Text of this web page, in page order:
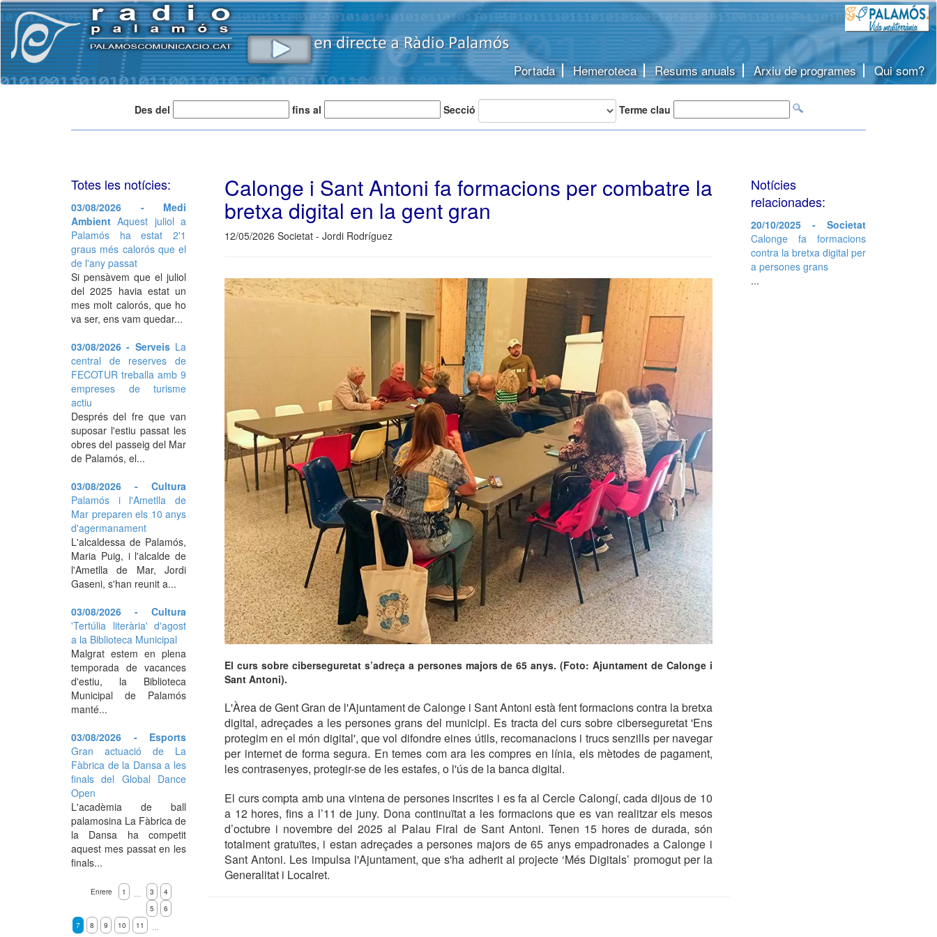
Portada Hemeroteca Resums anuals Arxiu de programes Qui som?
Des del fins al Secció Terme clau
Calonge i Sant Antoni fa formacions per combatre la
bretxa digital en la gent gran
12/05/2026 Societat - Jordi Rodríguez
El curs sobre ciberseguretat s’adreça a persones majors de 65 anys. (Foto: Ajuntament de Calonge i
Sant Antoni).
L'Àrea de Gent Gran de l'Ajuntament de Calonge i Sant Antoni està fent formacions contra la bretxa
digital, adreçades a les persones grans del municipi. Es tracta del curs sobre ciberseguretat 'Ens
protegim en el món digital', que vol difondre eines útils, recomanacions i trucs senzills per navegar
per internet de forma segura. En temes com ara les compres en línia, els mètodes de pagament,
les contrasenyes, protegir-se de les estafes, o l'ús de la banca digital.
El curs compta amb una vintena de persones inscrites i es fa al Cercle Calongí, cada dijous de 10
a 12 hores, fins a l’11 de juny. Dona continuïtat a les formacions que es van realitzar els mesos
d’octubre i novembre del 2025 al Palau Firal de Sant Antoni. Tenen 15 hores de durada, són
totalment gratuïtes, i estan adreçades a persones majors de 65 anys empadronades a Calonge i
Sant Antoni. Les impulsa l'Ajuntament, que s'ha adherit al projecte ‘Més Digitals’ promogut per la
Generalitat i Localret.
Totes les notícies:
03/08/2026 - Medi
AmbientAquest juliol a
Palamós ha estat 2'1
graus més calorós que el
de l'any passat
Si pensàvem que el juliol
del 2025 havia estat un
mes molt calorós, que ho
va ser, ens vam quedar...
03/08/2026 - Serveis La
central de reserves de
FECOTUR treballa amb 9
empreses de turisme
actiu
Després del fre que van
suposar l'estiu passat les
obres del passeig del Mar
de Palamós, el...
03/08/2026 - Cultura
Palamós i l'Ametlla de
Mar preparen els 10 anys
d'agermanament
L'alcaldessa de Palamós,
Maria Puig, i l'alcalde de
l'Ametlla de Mar, Jordi
Gaseni, s'han reunit a...
03/08/2026 - Cultura
'Tertúlia literària' d'agost
a la Biblioteca Municipal
Malgrat estem en plena
temporada de vacances
d'estiu, la Biblioteca
Municipal de Palamós
manté...
03/08/2026 - Esports
Gran actuació de La
Fàbrica de la Dansa a les
finals del Global Dance
Open
L'acadèmia de ball
palamosina La Fàbrica de
la Dansa ha competit
aquest mes passat en les
finals...
Enrere 1 … 3
4
5
6
7
8 9 10 11 …
Notícies
relacionades:
20/10/2025 - Societat
Calonge fa formacions
contra la bretxa digital per
a persones grans
...